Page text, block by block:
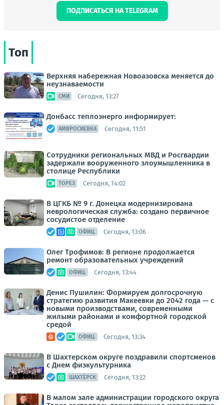
ПОДПИСАТЬСЯ НА TELEGRAM
Топ
Верхняя набережная Новоазовска меняется до
неузнаваемости
СМИ Сегодня, 13:27
Донбасс теплоэнерго информирует:
АМВРОСИЕВКА Сегодня, 11:51
Сотрудники региональных МВД и Росгвардии
задержали вооруженного злоумышленника в
столице Республики
ТОРЕЗ Сегодня, 14:02
В ЦГКБ № 9 г. Донецка модернизирована
неврологическая служба: создано первичное
сосудистое отделение
ОФИЦ. Сегодня, 13:06
Олег Трофимов: В регионе продолжается
ремонт образовательных учреждений
ОФИЦ. Сегодня, 13:44
Денис Пушилин: Формируем долгосрочную
стратегию развития Макеевки до 2042 года — с
новыми производствами, современными
жилыми районами и комфортной городской
средой
ОФИЦ. Сегодня, 13:34
В Шахтерском округе поздравили спортсменов
с Днем физкультурника
ШАХТЁРСК Сегодня, 13:22
В малом зале администрации городского округа